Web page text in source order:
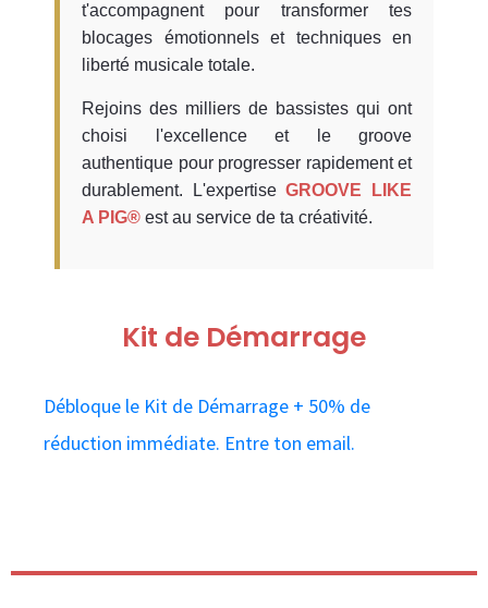
t'accompagnent pour transformer tes
blocages émotionnels et techniques en
liberté musicale totale.
Rejoins des milliers de bassistes qui ont
choisi l'excellence et le groove
authentique pour progresser rapidement et
durablement. L'expertiseGROOVE LIKE
A PIG® est au service de ta créativité.
Kit de Démarrage
Débloque le Kit de Démarrage + 50% de
réduction immédiate. Entre ton email.